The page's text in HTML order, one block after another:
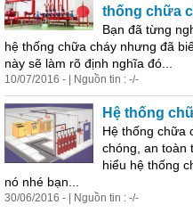
thống chữa
Bạn đã từng
hệ thống chữa cháy nhưng đã
này sẽ làm rõ định nghĩa đó...
10/07/2016 - | Nguồn tin : -/-
Hệ thống
Hệ thống chữa
chóng, an toàn
hiểu hệ thống
nó nhé bạn...
30/06/2016 - | Nguồn tin : -/-